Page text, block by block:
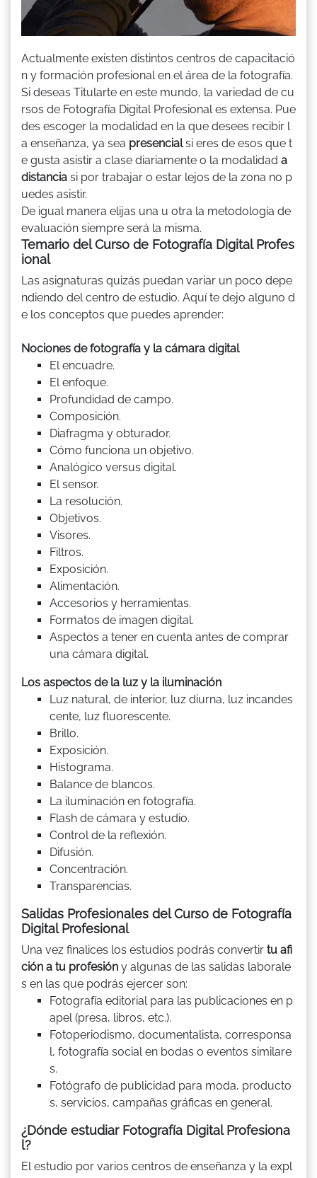
Actualmente existen distintos centros de capacitació
n y formación profesional en el área de la fotografía.
Si deseas Titularte en este mundo, la variedad de cu
rsos de Fotografía Digital Profesional es extensa. Pue
des escoger la modalidad en la que desees recibir l
a enseñanza, ya sea presencialsi eres de esos que t
e gusta asistir a clase diariamente o la modalidad a
distancia si por trabajar o estar lejos de la zona no p
uedes asistir.
De igual manera elijas una u otra la metodología de
evaluación siempre será la misma.
Temario del Curso de Fotografía Digital Profes
ional
Las asignaturas quizás puedan variar un poco depe
ndiendo del centro de estudio. Aquí te dejo alguno d
e los conceptos que puedes aprender:
Nociones de fotografía y la cámara digital
El encuadre.
El enfoque.
Profundidad de campo.
Composición.
Diafragma y obturador.
Cómo funciona un objetivo.
Analógico versus digital.
El sensor.
La resolución.
Objetivos.
Visores.
Filtros.
Exposición.
Alimentación.
Accesorios y herramientas.
Formatos de imagen digital.
Aspectos a tener en cuenta antes de comprar
una cámara digital.
Los aspectos de la luz y la iluminación
Luz natural, de interior, luz diurna, luz incandes
cente, luz fluorescente.
Brillo.
Exposición.
Histograma.
Balance de blancos.
La iluminación en fotografía.
Flash de cámara y estudio.
Control de la reflexión.
Difusión.
Concentración.
Transparencias.
Salidas Profesionales del Curso de Fotografía
Digital Profesional
Una vez finalices los estudios podrás convertir tu afi
ción a tu profesión y algunas de las salidas laborale
s en las que podrás ejercer son:
Fotografía editorial para las publicaciones en p
apel (presa, libros, etc.).
Fotoperiodismo, documentalista, corresponsa
l, fotografía social en bodas o eventos similare
s.
Fotógrafo de publicidad para moda, producto
s, servicios, campañas gráficas en general.
¿Dónde estudiar Fotografía Digital Profesiona
l?
El estudio por varios centros de enseñanza y la expl